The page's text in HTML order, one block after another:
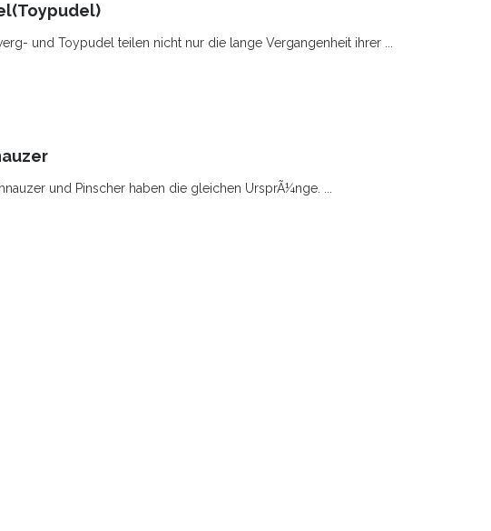
und Toypudel teilen nicht nur die lange Vergangenheit ihrer ...
und Pinscher haben die gleichen UrsprÃ¼nge. ...